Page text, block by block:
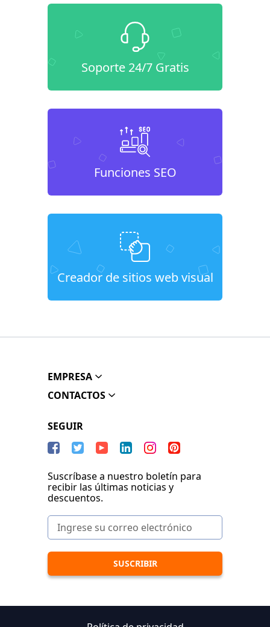
Soporte 24/7 Gratis
Funciones SEO
Creador de sitios web visual
EMPRESA
CONTACTOS
SEGUIR
Suscríbase a nuestro boletín para
recibir las últimas noticias y
descuentos.